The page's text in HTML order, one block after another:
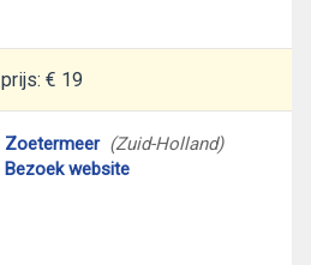
prijs: € 19
Zoetermeer (Zuid-Holland)
Bezoek website